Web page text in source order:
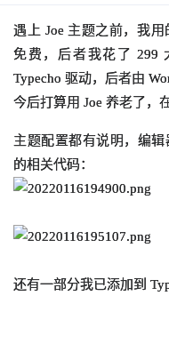
遇上 Joe 主题之前，我
免费，后者我花了 299
Typecho 驱动，后者由
今后打算用 Joe 养老了，
主题配置都有说明，编
的相关代码：
还有一部分我已添加到